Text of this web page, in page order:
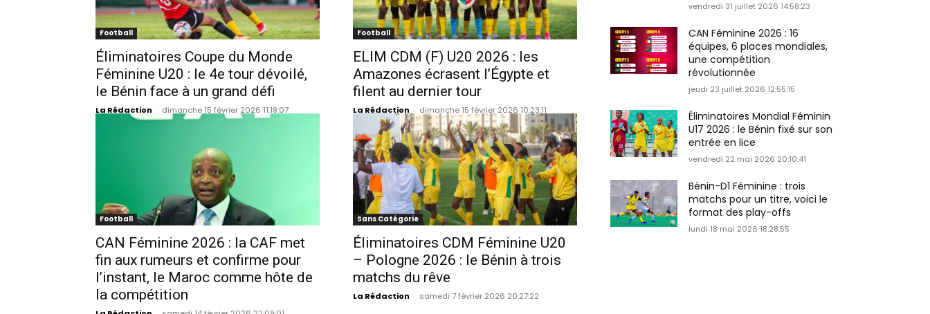
Football
Éliminatoires Coupe du Monde
Féminine U20 : le 4e tour dévoilé,
le Bénin face à un grand défi
La Rédaction - dimanche 15 février 2026 11:19:07
Football
ELIM CDM (F) U20 2026 : les
Amazones écrasent l’Égypte et
filent au dernier tour
La Rédaction - dimanche 15 février 2026 10:23:11
Football
CAN Féminine 2026 : la CAF met
fin aux rumeurs et confirme pour
l’instant, le Maroc comme hôte de
la compétition
Sans Catégorie
Éliminatoires CDM Féminine U20
– Pologne 2026 : le Bénin à trois
matchs du rêve
La Rédaction - samedi 7 février 2026 20:27:22
vendredi 31 juillet 2026 14:58:23
CAN Féminine 2026 : 16
équipes, 6 places mondiales,
une compétition
révolutionnée
jeudi 23 juillet 2026 12:55:15
Éliminatoires Mondial Féminin
U17 2026 : le Bénin fixé sur son
entrée en lice
vendredi 22 mai 2026 20:10:41
Bénin-D1 Féminine : trois
matchs pour un titre, voici le
format des play-offs
lundi 18 mai 2026 18:28:55